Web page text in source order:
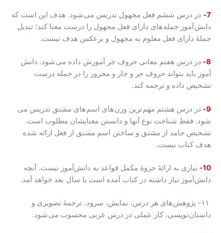
7-
در درس ششم فعل مجهول تدریس می شود. هدف این است که
دانش آموز جمله های دارای فعل مجهول را درست معنا کند؛ تبدیل
جملۀ دارای فعل معلوم به مجهول و برعکس هدف نیست.
8-
در درس هفتم معانی حروف جر آموزش داده می شود. دانش
آموز باید بتواند حروف جر و جار و مجرور را در جمله درست
تشخیص داده و ترجمه کند.
9-
در درس هشتم مهم ترین وزن های اسم های مشتق تدریس می
شود. فقط شناخت نوع آنها و دانستن معنایشان مطلوب است.
تشخیص جامد از مشتق و ساختن اسم مشتق از فعل ارائه شده
هدف کتاب نیست.
10-
نیازی به ارائۀ جزوۀ مکمل قواعد به دانش‌آموز نیست. آنچه
دانش‌آموز نیاز داشته در کتاب آمده است یا سال بعد خواهد آمد.
۱۱- پژوهش های هر درس، نمایش، سرود، ترجمۀ تصویری و
داستان نویسی، کار عملی در درس عربی محسوب می شود.